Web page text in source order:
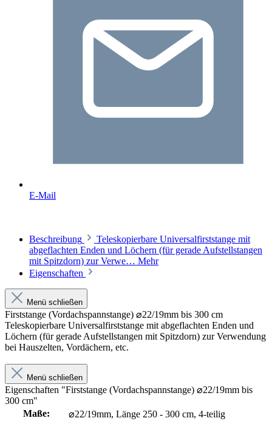
E-Mail
Beschreibung
Teleskopierbare Universalfirststange mit
abgeflachten Enden und Löchern (für gerade Aufstellstangen
mit Spitzdorn) zur Verwe… Mehr
Eigenschaften
Menü schließen
Firststange (Vordachspannstange) ⌀22/19mm bis 300 cm
Teleskopierbare Universalfirststange mit abgeflachten Enden und
Löchern (für gerade Aufstellstangen mit Spitzdorn) zur Verwendung
bei Hauszelten, Vordächern, etc.
Menü schließen
Eigenschaften "Firststange (Vordachspannstange) ⌀22/19mm bis
300 cm"
Maße:
⌀22/19mm, Länge 250 - 300 cm, 4-teilig